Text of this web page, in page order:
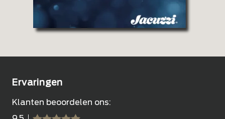
Ervaringen
Klanten beoordelen ons: